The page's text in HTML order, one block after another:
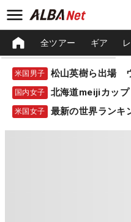
全ツアー ギア
米国男子 松山英樹ら出場
国内女子 北海道meijiカッ
米国女子 最新の世界ランキ